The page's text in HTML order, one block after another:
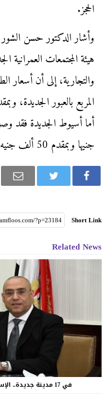
الحجز.
وأشار الدكتور حسن
هيئة المجتمعات العمرانية
جنيها وبمقدم 50 ألف جنيه للوحدة.
Short Link
Related News
في 17 مدينة جديدة.. الإسكان تخصص 69 قطعة أرض...